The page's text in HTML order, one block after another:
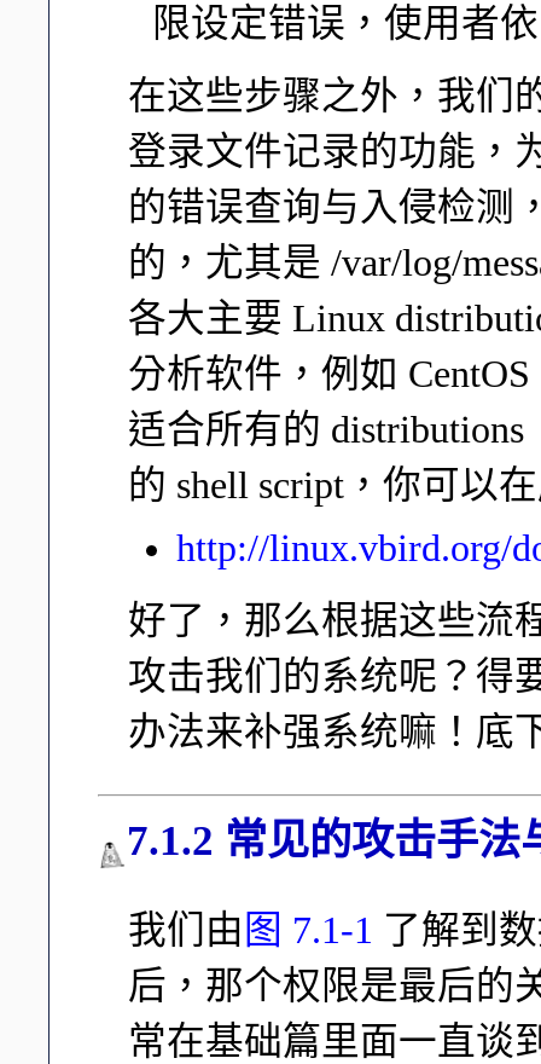
限设定错误，使用者
在这些步骤之外，我们
登录文件记录的功能，
的错误查询与入侵检测
的，尤其是 /var/log/
各大主要 Linux
分析软件，例如
适合所有的
的 shell script，你可以
http://linux.vbird.org/
好了，那么根据这些流
攻击我们的系统呢？得
办法来补强系统嘛！底
7.1.2 常见的攻击手法
我们由 图 7.1-1 了解到
后，那个权限是最后的
常在基础篇里面一直谈